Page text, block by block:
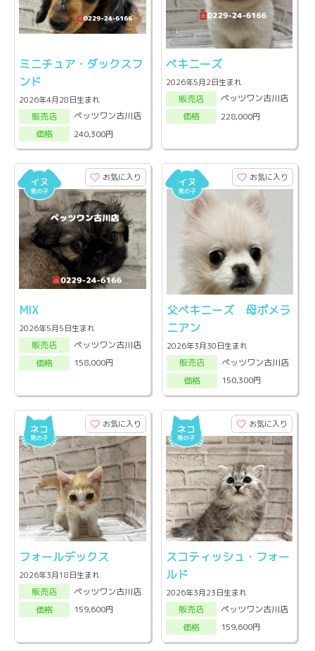
ミニチュア・ダックスフ
ンド
2026年4月28日生まれ
販売店
ペッツワン古川店
価格
240,300円
ペキニーズ
2026年5月2日生まれ
販売店
ペッツワン古川店
価格
228,000円
お気に入り
MIX
2026年5月5日生まれ
販売店
ペッツワン古川店
価格
158,000円
お気に入り
父ペキニーズ 母ポメラ
ニアン
2026年3月30日生まれ
販売店
ペッツワン古川店
価格
150,300円
お気に入り
フォールデックス
2026年3月18日生まれ
販売店
ペッツワン古川店
価格
159,600円
お気に入り
スコティッシュ・フォー
ルド
2026年3月23日生まれ
販売店
ペッツワン古川店
価格
159,600円